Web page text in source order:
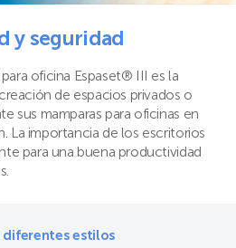
y seguridad
oficina Espaset® III es la
de espacios privados o
sus mamparas para oficinas en
La importancia de los escritorios
para una buena productividad
diferentes estilos